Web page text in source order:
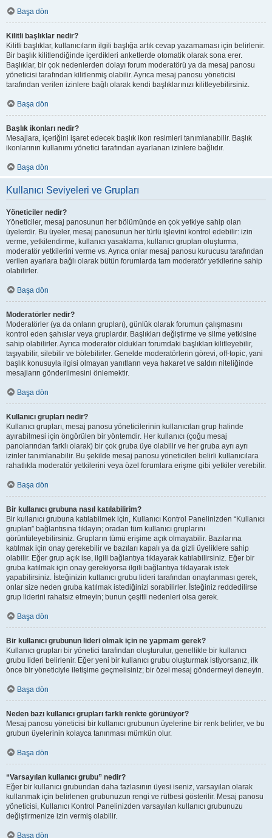
Başa dön
Kilitli başlıklar nedir?
Kilitli başlıklar, kullanıcıların ilgili başlığa artık cevap yazamaması için belirlenir.
Bir başlık kilitlendiğinde içerdikleri anketlerde otomatik olarak sona erer.
Başlıklar, bir çok nedenlerden dolayı forum moderatörü ya da mesaj panosu
yöneticisi tarafından kilitlenmiş olabilir. Ayrıca mesaj panosu yöneticisi
tarafından verilen izinlere bağlı olarak kendi başlıklarınızı kilitleyebilirsiniz.
Başa dön
Başlık ikonları nedir?
Mesajlara, içeriğini işaret edecek başlık ikon resimleri tanımlanabilir. Başlık
ikonlarının kullanımı yönetici tarafından ayarlanan izinlere bağlıdır.
Başa dön
Kullanıcı Seviyeleri ve Grupları
Yöneticiler nedir?
Yöneticiler, mesaj panosunun her bölümünde en çok yetkiye sahip olan
üyelerdir. Bu üyeler, mesaj panosunun her türlü işlevini kontrol edebilir: izin
verme, yetkilendirme, kullanıcı yasaklama, kullanıcı grupları oluşturma,
moderatör yetkilerini verme vs. Ayrıca onlar mesaj panosu kurucusu tarafından
verilen ayarlara bağlı olarak bütün forumlarda tam moderatör yetkilerine sahip
olabilirler.
Başa dön
Moderatörler nedir?
Moderatörler (ya da onların grupları), günlük olarak forumun çalışmasını
kontrol eden şahıslar veya gruplardır. Başlıkları değiştirme ve silme yetkisine
sahip olabilirler. Ayrıca moderatör oldukları forumdaki başlıkları kilitleyebilir,
taşıyabilir, silebilir ve bölebilirler. Genelde moderatörlerin görevi, off-topic, yani
başlık konusuyla ilgisi olmayan yanıtların veya hakaret ve saldırı niteliğinde
mesajların gönderilmesini önlemektir.
Başa dön
Kullanıcı grupları nedir?
Kullanıcı grupları, mesaj panosu yöneticilerinin kullanıcıları grup halinde
ayırabilmesi için öngörülen bir yöntemdir. Her kullanıcı (çoğu mesaj
panolarından farklı olarak) bir çok gruba üye olabilir ve her gruba ayrı ayrı
izinler tanımlanabilir. Bu şekilde mesaj panosu yöneticileri belirli kullanıcılara
rahatlıkla moderatör yetkilerini veya özel forumlara erişme gibi yetkiler verebilir.
Başa dön
Bir kullanıcı grubuna nasıl katılabilirim?
Bir kullanıcı grubuna katılabilmek için, Kullanıcı Kontrol Panelinizden “Kullanıcı
grupları” bağlantısına tıklayın; oradan tüm kullanıcı gruplarını
görüntüleyebilirsiniz. Grupların tümü erişime açık olmayabilir. Bazılarına
katılmak için onay gerekebilir ve bazıları kapalı ya da gizli üyeliklere sahip
olabilir. Eğer grup açık ise, ilgili bağlantıya tıklayarak katılabilirsiniz. Eğer bir
gruba katılmak için onay gerekiyorsa ilgili bağlantıya tıklayarak istek
yapabilirsiniz. İsteğinizin kullanıcı grubu lideri tarafından onaylanması gerek,
onlar size neden gruba katılmak istediğinizi sorabilirler. İsteğiniz reddedilirse
grup liderini rahatsız etmeyin; bunun çeşitli nedenleri olsa gerek.
Başa dön
Bir kullanıcı grubunun lideri olmak için ne yapmam gerek?
Kullanıcı grupları bir yönetici tarafından oluşturulur, genellikle bir kullanıcı
grubu lideri belirlenir. Eğer yeni bir kullanıcı grubu oluşturmak istiyorsanız, ilk
önce bir yöneticiyle iletişime geçmelisiniz; bir özel mesaj göndermeyi deneyin.
Başa dön
Neden bazı kullanıcı grupları farklı renkte görünüyor?
Mesaj panosu yöneticisi bir kullanıcı grubunun üyelerine bir renk belirler, ve bu
grubun üyelerinin kolayca tanınması mümkün olur.
Başa dön
“Varsayılan kullanıcı grubu” nedir?
Eğer bir kullanıcı grubundan daha fazlasının üyesi iseniz, varsayılan olarak
kullanmak için belirlenen grubunuzun rengi ve rütbesi gösterilir. Mesaj panosu
yöneticisi, Kullanıcı Kontrol Panelinizden varsayılan kullanıcı grubunuzu
değiştirmenize izin vermiş olabilir.
Başa dön